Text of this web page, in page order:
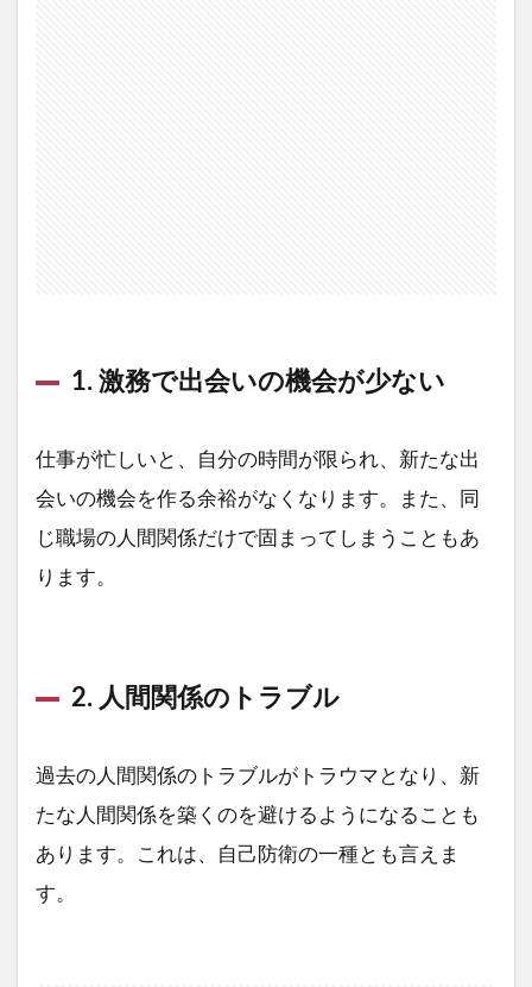
1. 激務で出会いの機会が少ない
仕事が忙しいと、自分の時間が限られ、新たな出
会いの機会を作る余裕がなくなります。また、同
じ職場の人間関係だけで固まってしまうこともあ
ります。
2. 人間関係のトラブル
過去の人間関係のトラブルがトラウマとなり、新
たな人間関係を築くのを避けるようになることも
あります。これは、自己防衛の一種とも言えま
す。